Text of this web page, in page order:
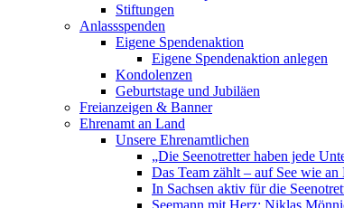
Stiftungen
Anlassspenden
Eigene Spendenaktion
Eigene Spendenaktion anlegen
Kondolenzen
Geburtstage und Jubiläen
Freianzeigen & Banner
Ehrenamt an Land
Unsere Ehrenamtlichen
„Die Seenotretter haben jede
Das Team zählt – auf See wie an
In Sachsen aktiv für die
Seemann mit Herz: Niklas